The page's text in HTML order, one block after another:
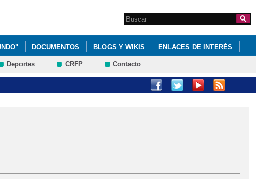
Formulario de
búsqueda
Search this site
DOCUMENTOS BLOGS Y WIKIS ENLACES DE INTERÉS
AMPA DEL CEIP PASTOR POETA
Deportes CRFP Contacto